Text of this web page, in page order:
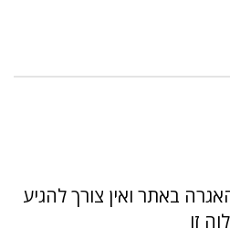
באתר ואין צורך להגיע
זו